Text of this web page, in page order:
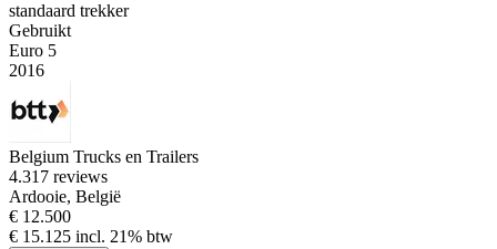
standaard trekker
Gebruikt
Euro 5
2016
Belgium Trucks en Trailers
4.317 reviews
Ardooie, België
€ 12.500
€ 15.125 incl. 21% btw